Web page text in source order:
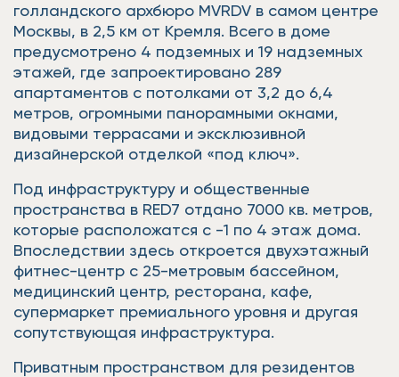
голландского архбюро MVRDV в самом центре
Москвы, в 2,5 км от Кремля. Всего в доме
предусмотрено 4 подземных и 19 надземных
этажей, где запроектировано 289
апартаментов с потолками от 3,2 до 6,4
метров, огромными панорамными окнами,
видовыми террасами и эксклюзивной
дизайнерской отделкой «под ключ».
Под инфраструктуру и общественные
пространства в RED7 отдано 7000 кв. метров,
которые расположатся с -1 по 4 этаж дома.
Впоследствии здесь откроется двухэтажный
фитнес-центр с 25-метровым бассейном,
медицинский центр, ресторана, кафе,
супермаркет премиального уровня и другая
сопутствующая инфраструктура.
Приватным пространством для резидентов